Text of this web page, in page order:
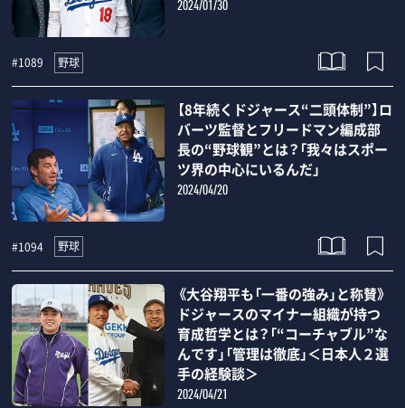
2024/01/30
#1089 野球
【8年続くドジャース“二頭体制”】ロ
バーツ監督とフリードマン編成部
長の“野球観”とは？「我々はスポー
ツ界の中心にいるんだ」
2024/04/20
#1094 野球
《大谷翔平も「一番の強み」と称賛》
ドジャースのマイナー組織が持つ
育成哲学とは？「“コーチャブル”な
んです」「管理は徹底」＜日本人２選
手の経験談＞
2024/04/21